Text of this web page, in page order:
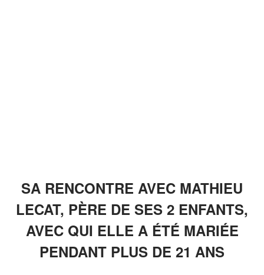
SA RENCONTRE AVEC MATHIEU
LECAT, PÈRE DE SES 2 ENFANTS,
AVEC QUI ELLE A ÉTÉ MARIÉE
PENDANT PLUS DE 21 ANS